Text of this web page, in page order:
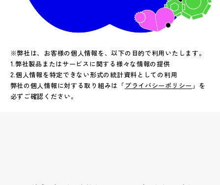
※弊社は、お客様の個人情報を、以下の目的で利用いたします。
1.弊社製品またはサービスに関する様々な情報の提供
2.個人情報を特定できない形式の統計資料としての利用
弊社の個人情報に対する取り組みは「プライバシーポリシー 」を
必ずご確認ください。